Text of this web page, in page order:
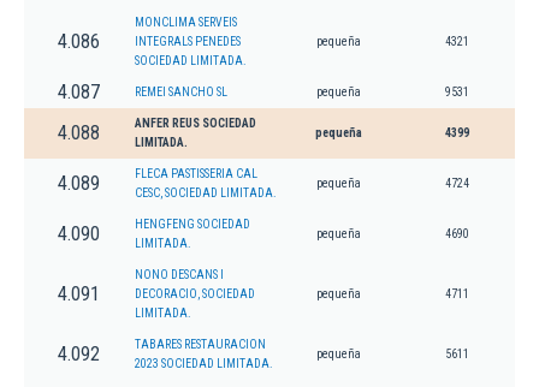
4.086
MONCLIMA SERVEIS
INTEGRALS PENEDES
SOCIEDAD LIMITADA.
pequeña 4321
4.087 REMEI SANCHO SL pequeña 9531
4.088
ANFER REUS SOCIEDAD
LIMITADA.
pequeña 4399
4.089
FLECA PASTISSERIA CAL
CESC, SOCIEDAD LIMITADA.
pequeña 4724
4.090
HENGFENG SOCIEDAD
LIMITADA.
pequeña 4690
4.091
NONO DESCANS I
DECORACIO, SOCIEDAD
LIMITADA.
pequeña 4711
4.092
TABARES RESTAURACION
2023 SOCIEDAD LIMITADA.
pequeña 5611